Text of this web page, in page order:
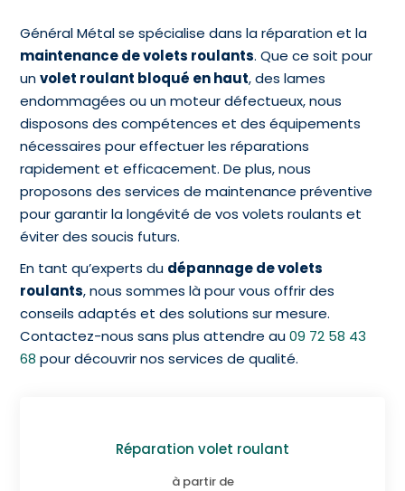
Général Métal se spécialise dans la réparation et la
maintenance de volets roulants. Que ce soit pour
unvolet roulant bloqué en haut, des lames
endommagées ou un moteur défectueux, nous
disposons des compétences et des équipements
nécessaires pour effectuer les réparations
rapidement et efficacement. De plus, nous
proposons des services de maintenance préventive
pour garantir la longévité de vos volets roulants et
éviter des soucis futurs.
En tant qu’experts du dépannage de volets
roulants, nous sommes là pour vous offrir des
conseils adaptés et des solutions sur mesure.
Contactez-nous sans plus attendre au09 72 58 43
68 pour découvrir nos services de qualité.
Réparation volet roulant
à partir de